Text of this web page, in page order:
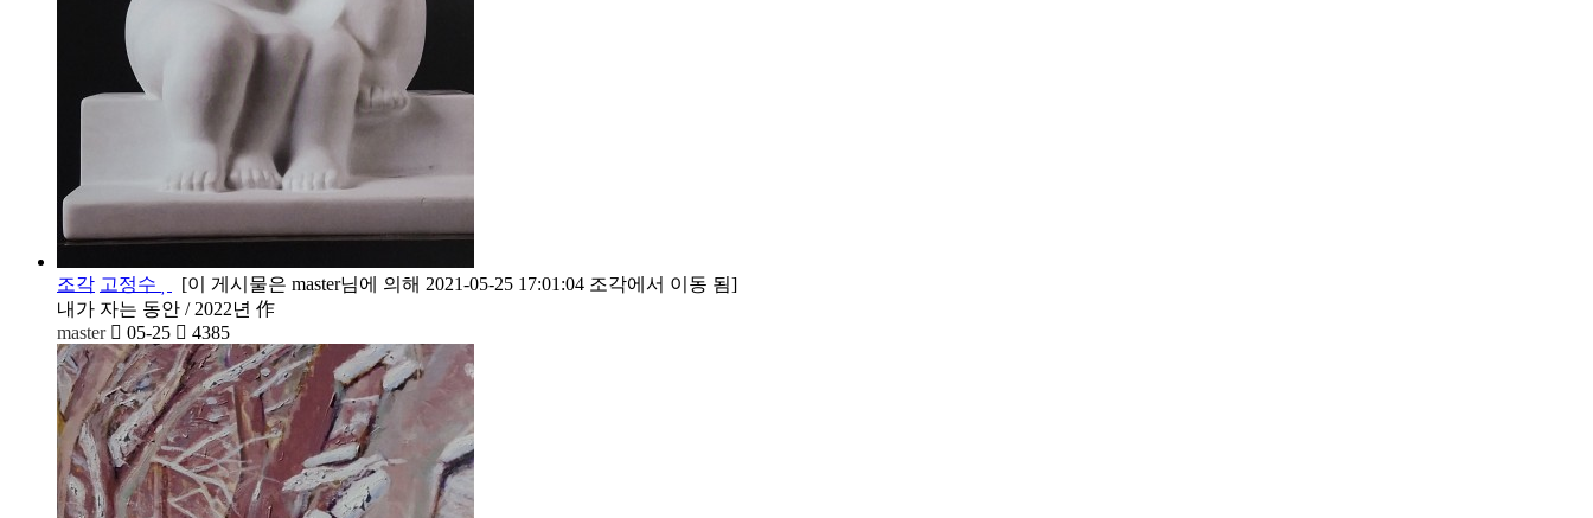
조각 고정수
[이 게시물은 master님에 의해 2021-05-25 17:01:04 조각에서 이동 됨]
내가 자는 동안 / 2022년 作
master
05-25 4385